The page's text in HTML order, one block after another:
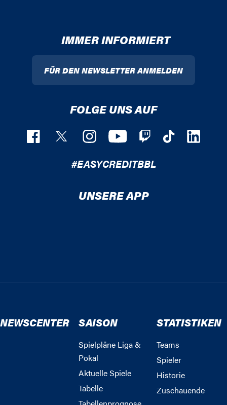
IMMER INFORMIERT
FÜR DEN NEWSLETTER ANMELDEN
FOLGE UNS AUF
#EASYCREDITBBL
UNSERE APP
NEWSCENTER SAISON
Spielpläne Liga &
Pokal
Aktuelle Spiele
Tabelle
STATISTIKEN
Teams
Spieler
Historie
Zuschauende